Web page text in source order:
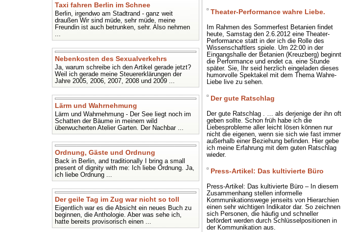
Taxi fahren Berlin im Schnee
Berlin, irgendwo am Stadtrand - ganz weit
draußen Wir sind müde, sehr müde, meine
Freundin ist auch betrunken, sehr. Also nehmen
...
Nebenkosten des Sexualverkehrs
Ja, warum schreibe ich den Artikel gerade jetzt?
Weil ich gerade meine Steuererklärungen der
Jahre 2005, 2006, 2007, 2008 und 2009 ...
Lärm und Wahrnehmung
Lärm und Wahrnehmung - Der See liegt noch im
Schatten der Bäume in meinem wild
überwucherten Atelier Garten. Der Nachbar ...
Ordnung, Gäste und Ordnung
Back in Berlin, and traditionally I bring a small
present of dignity with me: Ich liebe Ordnung. Ja,
ich liebe Ordnung ...
Der geile Tag im Zug war nicht so toll
Eigentlich war es die Absicht ein neues Buch zu
beginnen, die Anthologie. Aber was sehe ich,
hatte bereits provisorisch einen ...
Theater-Performance wahre Liebe.
Im Rahmen des Sommerfest Betanien findet
heute, Samstag den 2.6.2012 eine Theater-
Performance statt in der ich die Rolle des
Wissenschaftlers spiele. Um 22:00 in der
Eingangshalle der Betanien (Kreuzberg) beginnt
die Performance und endet ca. eine Stunde
später. Sie, Ihr seid herzlich eingeladen dieses
humorvolle Spektakel mit dem Thema Wahre-
Liebe live zu sehen.
Der gute Ratschlag
Der gute Ratschlag . … als derjenige der ihn oft
geben sollte. Schon früh habe ich die
Liebesprobleme aller leicht lösen können nur
nicht die eigenen, wenn sie sich wie fast immer
außerhalb einer Beziehung befinden. Hier gebe
ich meine Erfahrung mit dem guten Ratschlag
wieder.
Press-Artikel: Das kultivierte Büro
Press-Artikel: Das kultivierte Büro – In diesem
Zusammenhang stellen informelle
Kommunikationswege jenseits von Hierarchien
einen sehr wichtigen Indikator dar. So zeichnen
sich Personen, die häufig und schneller
befördert werden durch Schlüsselpositionen in
der Kommunikation aus.